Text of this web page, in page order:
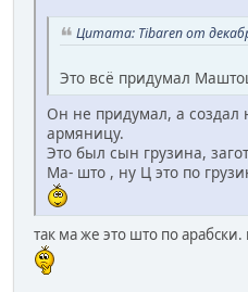
Цитата: Tibaren от
Это всё придумал
Он не придумал, а создал
армяницу.
Это был сын грузина,
Ма- што , ну Ц это по
так ма же это што по